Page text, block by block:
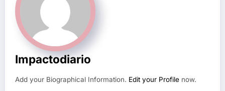
Impactodiario
Add your Biographical Information. Edit your Profile now.